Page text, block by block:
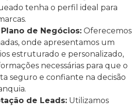
tenha o perfil ideal para
de Negócios: Oferecemos
onde apresentamos um
estruturado e personalizado,
necessárias para que o
seguro e confiante na decisão
de Leads: Utilizamos